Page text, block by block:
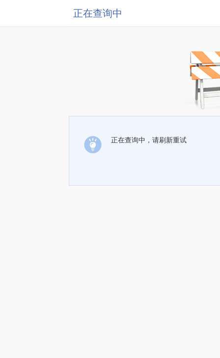
正在查询中
正在查询中，请刷新重试